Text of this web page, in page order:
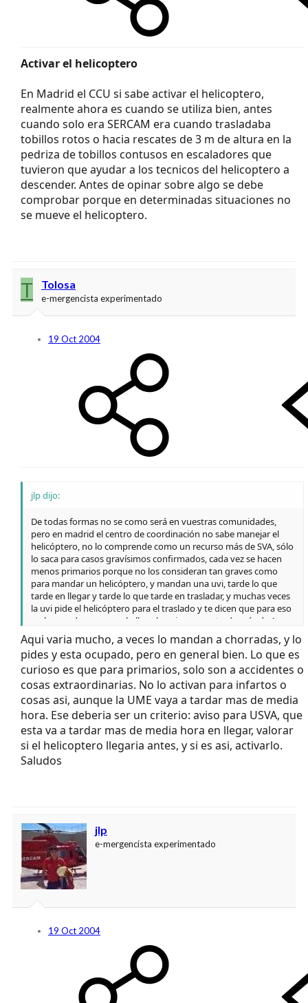
Activar el helicoptero
En Madrid el CCU si sabe activar el helicoptero,
realmente ahora es cuando se utiliza bien, antes
cuando solo era SERCAM era cuando trasladaba
tobillos rotos o hacia rescates de 3 m de altura en la
pedriza de tobillos contusos en escaladores que
tuvieron que ayudar a los tecnicos del helicoptero a
descender. Antes de opinar sobre algo se debe
comprobar porque en determinadas situaciones no
se mueve el helicoptero.
T Tolosa
e-mergencista experimentado
19 Oct 2004
jlp dijo:
De todas formas no se como será en vuestras comunidades,
pero en madrid el centro de coordinación no sabe manejar el
helicóptero, no lo comprende como un recurso más de SVA, sólo
lo saca para casos gravísimos confirmados, cada vez se hacen
menos primarios porque no los consideran tan graves como
para mandar un helicóptero, y mandan una uvi, tarde lo que
tarde en llegar y tarde lo que tarde en trasladar, y muchas veces
la uvi pide el helicóptero para el traslado y te dicen que para eso
no lo mandan y que se lo lleve la uvi, aunque tarde más de 1
hora.
Aqui varia mucho, a veces lo mandan a chorradas, y lo
pides y esta ocupado, pero en general bien. Lo que es
curioso es que para primarios, solo son a accidentes o
cosas extraordinarias. No lo activan para infartos o
cosas asi, aunque la UME vaya a tardar mas de media
hora. Ese deberia ser un criterio: aviso para USVA, que
esta va a tardar mas de media hora en llegar, valorar
si el helicoptero llegaria antes, y si es asi, activarlo.
Saludos
jlp
e-mergencista experimentado
19 Oct 2004